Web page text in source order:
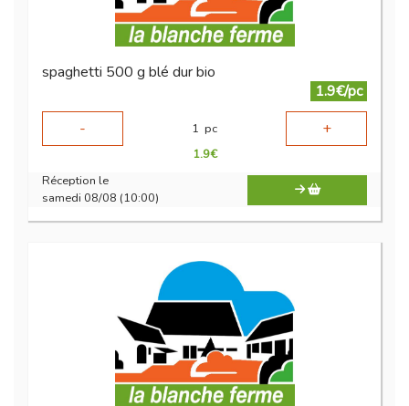
spaghetti 500 g blé dur bio
1.9€/pc
-
1 pc +
1.9€
Réception le
samedi 08/08 (10:00)